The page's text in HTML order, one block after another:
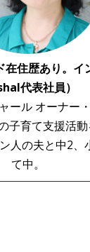
在住歴あり。イ
代表社員）
ール オーナー
子育て支援活
人の夫と中2、
て中。